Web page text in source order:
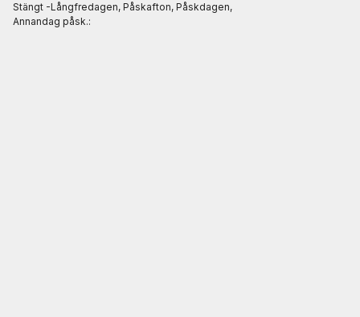
Stängt -Långfredagen, Påskafton, Påskdagen,
Annandag påsk.: